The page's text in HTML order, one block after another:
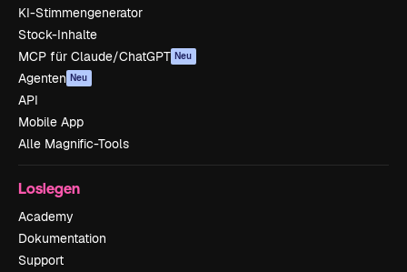
KI-Stimmengenerator
Stock-Inhalte
MCP für Claude/ChatGPT Neu
Agenten Neu
API
Mobile App
Alle Magnific-Tools
Loslegen
Academy
Dokumentation
Support